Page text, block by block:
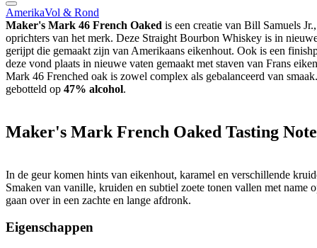
AmerikaVol & Rond
Maker's Mark 46 French Oaked is een creatie van Bill Samuels
oprichters van het merk. Deze Straight Bourbon Whiskey is in
gerijpt die gemaakt zijn van Amerikaans eikenhout. Ook is een
deze vond plaats in nieuwe vaten gemaakt met staven van Frans
Mark 46 Frenched oak is zowel complex als gebalanceerd van
gebotteld op 47% alcohol.
Maker's Mark French Oaked Tasting
In de geur komen hints van eikenhout, karamel en verschillende
Smaken van vanille, kruiden en subtiel zoete tonen vallen met name
gaan over in een zachte en lange afdronk.
Eigenschappen